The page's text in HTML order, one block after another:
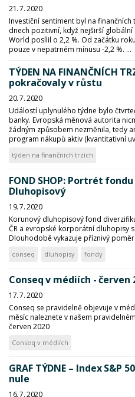
21. 7. 2020
Investiční sentiment byl na
dnech pozitivní, když nejširší globální
World posílil o 2,2 %. Od začátku
pouze v nepatrném mínusu -2,2 %. ...
TÝDEN NA FINANČNÍCH
pokračovaly v růstu
20. 7. 2020
Událostí uplynulého týdne bylo
banky. Evropská měnová autorita
žádným způsobem nezměnila, tedy
program nákupů aktiv (kvantitativní
týden na finančních trzích
FOND SHOP: Portrét
Dluhopisový
19. 7. 2020
Korunový dluhopisový fond
ČR a evropské korporátní dluhopisy
Dlouhodobě vykazuje příznivý
conseq dluhopisy fondy
Conseq v médiích - červen
17. 7. 2020
Conseq se pravidelně objevuje v
měsíc naleznete v našem
červen 2020
Conseq v médiích
GRAF TÝDNE – Index S&P
nule
16. 7. 2020